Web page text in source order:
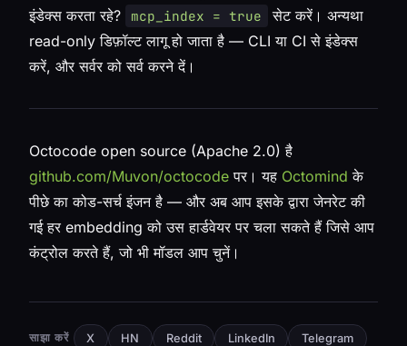
इंडेक्स करता रहे?
mcp_index = true
सेट करें। अन्यथा
read-only डिफ़ॉल्ट लागू हो जाता है — CLI या CI से इंडेक्स
करें, और सर्वर को सर्व करने दें।
Octocode open source (Apache 2.0) है
github.com/Muvon/octocode पर। यह Octomind के
पीछे का कोड-सर्च इंजन है — और अब आप इसके द्वारा जेनरेट की
गई हर embedding को उस हार्डवेयर पर चला सकते हैं जिसे आप
कंट्रोल करते हैं, जो भी मॉडल आप चुनें।
साझा करें X HN Reddit LinkedIn Telegram